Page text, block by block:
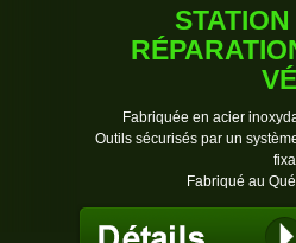
Fabriquée en acier
Outils sécurisés par un
Fabriqué au